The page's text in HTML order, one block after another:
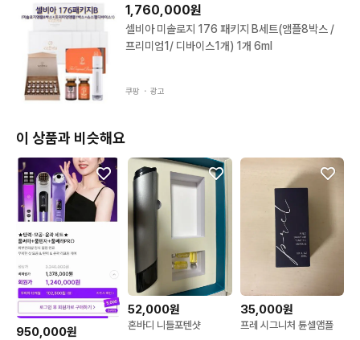
1,760,000원
셀비아 미솔로지 176 패키지 B세트(앰플8박스 /
프리미엄1/ 디바이스1개) 1개 6ml
쿠팡 ・ 광고
이 상품과 비슷해요
950,000원
52,000원
혼바디 니들포텐샷
35,000원
프레 시그니처 튠셀앰플